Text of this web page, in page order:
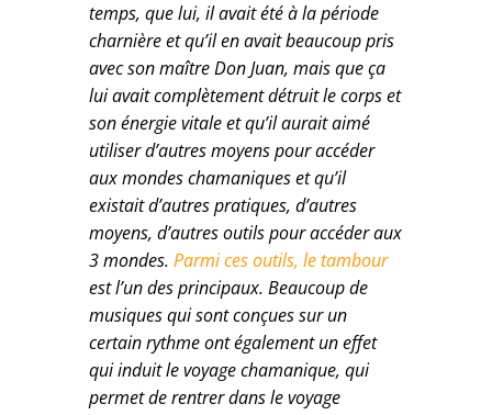
temps, que lui, il avait été à la période
charnière et qu’il en avait beaucoup pris
avec son maître Don Juan, mais que ça
lui avait complètement détruit le corps et
son énergie vitale et qu’il aurait aimé
utiliser d’autres moyens pour accéder
aux mondes chamaniques et qu’il
existait d’autres pratiques, d’autres
moyens, d’autres outils pour accéder aux
3 mondes. Parmi ces outils, le tambour
est l’un des principaux. Beaucoup de
musiques qui sont conçues sur un
certain rythme ont également un effet
qui induit le voyage chamanique, qui
permet de rentrer dans le voyage